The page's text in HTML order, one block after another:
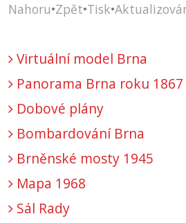
Nahoru•Zpět•Tisk•
Virtuální model Brna
Panorama Brna roku 1867
Dobové plány
Bombardování Brna
Brněnské mosty 1945
Mapa 1968
Sál Rady